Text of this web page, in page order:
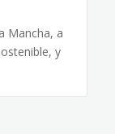
Mancha, a
y